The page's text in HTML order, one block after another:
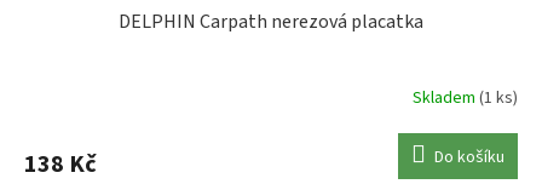
DELPHIN Carpath nerezová placatka
Skladem (1 ks)
138 Kč Do košíku